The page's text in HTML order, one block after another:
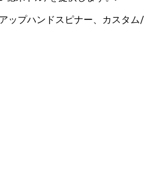
ップハンドスピナー、カスタム/